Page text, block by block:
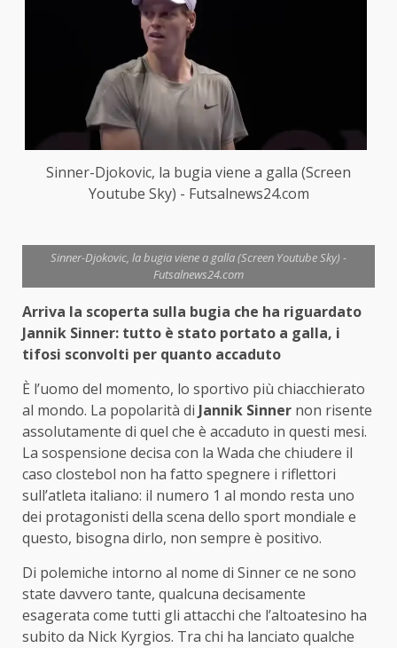
Sinner-Djokovic, la bugia viene a galla (Screen
Youtube Sky) - Futsalnews24.com
Sinner-Djokovic, la bugia viene a galla (Screen Youtube Sky) -
Futsalnews24.com
Arriva la scoperta sulla bugia che ha riguardato
Jannik Sinner: tutto è stato portato a galla, i
tifosi sconvolti per quanto accaduto
È l’uomo del momento, lo sportivo più chiacchierato
al mondo. La popolarità di Jannik Sinner non risente
assolutamente di quel che è accaduto in questi mesi.
La sospensione decisa con la Wada che chiudere il
caso clostebol non ha fatto spegnere i riflettori
sull’atleta italiano: il numero 1 al mondo resta uno
dei protagonisti della scena dello sport mondiale e
questo, bisogna dirlo, non sempre è positivo.
Di polemiche intorno al nome di Sinner ce ne sono
state davvero tante, qualcuna decisamente
esagerata come tutti gli attacchi che l’altoatesino ha
subito da Nick Kyrgios. Tra chi ha lanciato qualche